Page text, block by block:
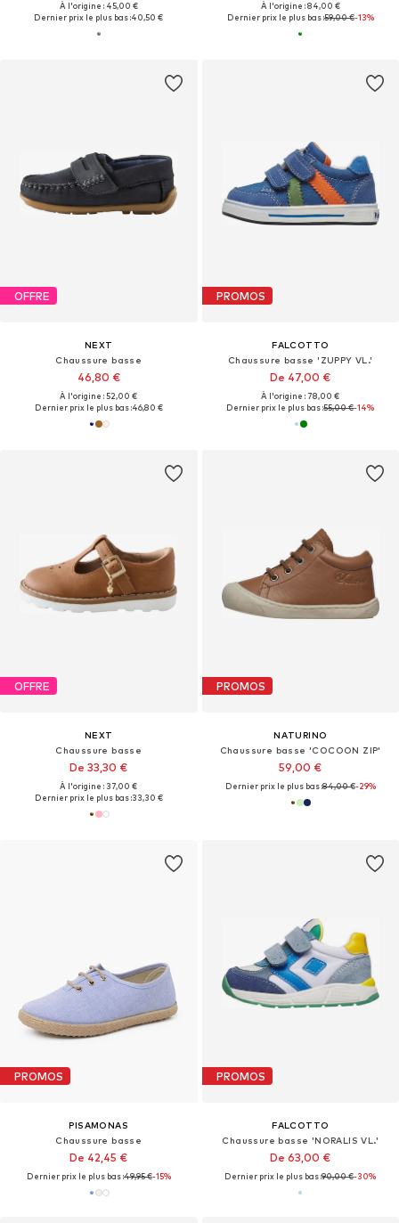
À l'origine : 45,00 €
Dernier prix le plus bas :40,50 €
À l'origine : 84,00 €
Dernier prix le plus bas :59,00 €-13%
OFFRE
NEXT
Chaussure basse
46,80 €
À l'origine : 52,00 €
Dernier prix le plus bas :46,80 €
PROMOS
FALCOTTO
Chaussure basse 'ZUPPY VL.'
De 47,00 €
À l'origine : 78,00 €
Dernier prix le plus bas :55,00 €-14%
OFFRE
NEXT
Chaussure basse
De 33,30 €
À l'origine : 37,00 €
Dernier prix le plus bas :33,30 €
PROMOS
NATURINO
Chaussure basse 'COCOON ZIP'
59,00 €
Dernier prix le plus bas :84,00 €-29%
PROMOS
PISAMONAS
Chaussure basse
De 42,45 €
Dernier prix le plus bas :49,95 €-15%
PROMOS
FALCOTTO
Chaussure basse 'NORALIS VL.'
De 63,00 €
Dernier prix le plus bas :90,00 €-30%